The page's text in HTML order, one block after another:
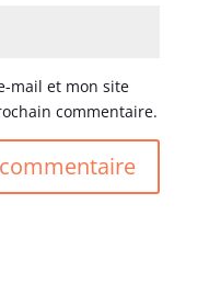
mail et mon site
commentaire.